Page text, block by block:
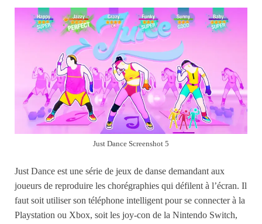
Just Dance Screenshot 5
Just Dance est une série de jeux de danse demandant aux
joueurs de reproduire les chorégraphies qui défilent à l’écran. Il
faut soit utiliser son téléphone intelligent pour se connecter à la
Playstation ou Xbox, soit les joy-con de la Nintendo Switch,